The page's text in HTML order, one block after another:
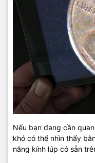
Nếu bạn đang cần
khó có thể nhìn thấy
năng kính lúp có sẵn